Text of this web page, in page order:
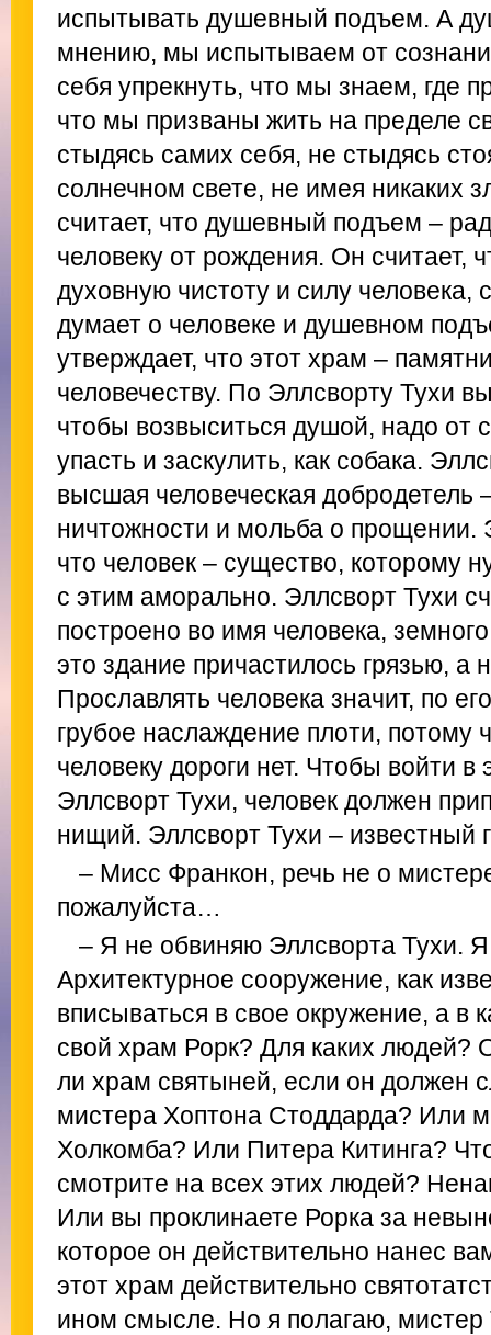
испытывать душевный подъем. А
мнению, мы испытываем от
себя упрекнуть, что мы знаем, где
что мы призваны жить на пределе
стыдясь самих себя, не стыдясь
солнечном свете, не имея никаких
считает, что душевный подъем –
человеку от рождения. Он считает,
духовную чистоту и силу человека,
думает о человеке и душевном
утверждает, что этот храм –
человечеству. По Эллсворту Тухи
чтобы возвыситься душой, надо от
упасть и заскулить, как собака.
высшая человеческая добродетель
ничтожности и мольба о прощении.
что человек – существо, которому
с этим аморально. Эллсворт Тухи
построено во имя человека,
это здание причастилось грязью, а
Прославлять человека значит, по
грубое наслаждение плоти, потому
человеку дороги нет. Чтобы войти в
Эллсворт Тухи, человек должен
нищий. Эллсворт Тухи – известный
– Мисс Франкон, речь не о
пожалуйста…
– Я не обвиняю Эллсворта Тухи.
Архитектурное сооружение, как
вписываться в свое окружение, а в
свой храм Рорк? Для каких людей?
ли храм святыней, если он должен
мистера Хоптона Стоддарда? Или
Холкомба? Или Питера Китинга?
смотрите на всех этих людей?
Или вы проклинаете Рорка за
которое он действительно нанес
этот храм действительно
ином смысле. Но я полагаю, мистер